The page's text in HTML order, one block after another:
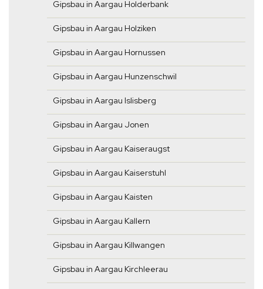
Gipsbau in Aargau Holderbank
Gipsbau in Aargau Holziken
Gipsbau in Aargau Hornussen
Gipsbau in Aargau Hunzenschwil
Gipsbau in Aargau Islisberg
Gipsbau in Aargau Jonen
Gipsbau in Aargau Kaiseraugst
Gipsbau in Aargau Kaiserstuhl
Gipsbau in Aargau Kaisten
Gipsbau in Aargau Kallern
Gipsbau in Aargau Killwangen
Gipsbau in Aargau Kirchleerau